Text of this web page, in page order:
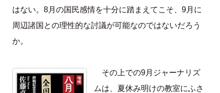
はない。8月の国民感情を十分に踏まえてこそ、9月に
周辺諸国との理性的な討議が可能なのではないだろう
か。
その上での9月ジャーナリズ
ムは、夏休み明けの教室にふさ